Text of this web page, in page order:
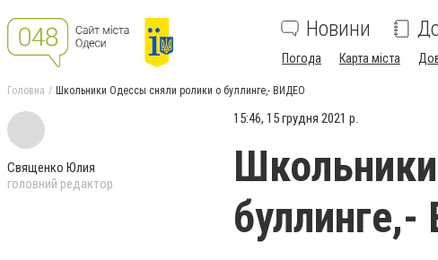
Новини
Погода Карта міста
Головна Школьники Одессы сняли ролики о буллинге,- ВИДЕО
Священко Юлия
головний редактор
15:46, 15 грудня 2021 р.